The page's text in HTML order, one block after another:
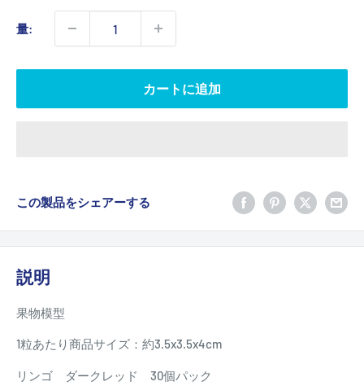
価
格
量:
カートに追加
この製品をシェアーする
説明
果物模型
1粒あたり商品サイズ：約3.5x3.5x4cm
リンゴ ダークレッド 30個パック